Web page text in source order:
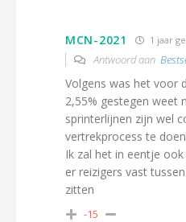
MCN-2021 1 jaar
Antwoord aan
Volgens was het voor
2,55% gestegen weet
sprinterlijnen zijn wel
vertrekprocess te
Ik zal het in eentje
er reizigers vast
zitten
-15